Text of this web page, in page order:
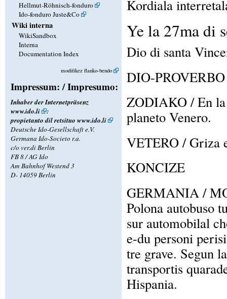
Hellmut-Röhnisch-fonduro
Ido-fonduro Juste&Co
Wiki interna
WikiSandbox
Interna
Documentation Index
modifikez flanko-bendo
Impressum: / Impresumo:
Inhaber der Internetpräsenz
www.ido.li
:
propietanto dil retsituo www.ido.li
Deutsche Ido-Gesellschaft e.V.
Germana Ido-Societo r.a.
c/o ver.di Berlin
FB 8 / AG Ido
Am Bahnhof Westend 3
D- 14059 Berlin
Kordiala
Ye la 27ma di
Dio di santa
DIO-
ZODIAKO / En la
planeto Venero.
VETERO / Griza
KONCIZE
GERMANIA /
Polona autobuso
sur automobilal
e-du personi
tre grave. Segun
transportis
Hispania.